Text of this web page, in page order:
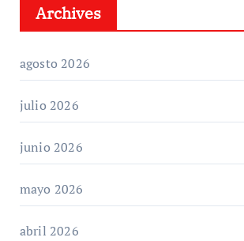
Archives
agosto 2026
julio 2026
junio 2026
mayo 2026
abril 2026